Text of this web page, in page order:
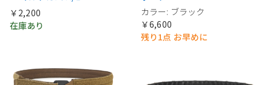
￥2,200
在庫あり
カラー: ブラック
￥6,600
残り1点 お早めに